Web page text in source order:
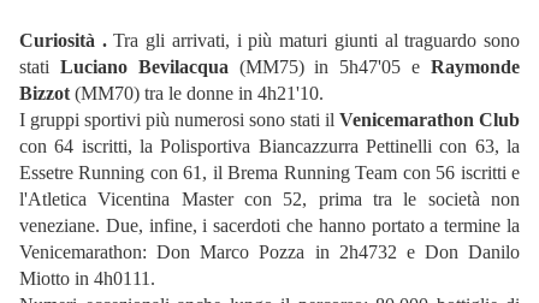
Curiosità .Tra gli arrivati, i più maturi giunti al traguardo sono
stati Luciano Bevilacqua (MM75) in 5h47'05 eRaymonde
Bizzot (MM70) tra le donne in 4h21'10.
I gruppi sportivi più numerosi sono stati il Venicemarathon Club
con 64 iscritti, la Polisportiva Biancazzurra Pettinelli con 63, la
Essetre Running con 61, il Brema Running Team con 56 iscritti e
l'Atletica Vicentina Master con 52, prima tra le società non
veneziane. Due, infine, i sacerdoti che hanno portato a termine la
Venicemarathon: Don Marco Pozza in 2h4732 e Don Danilo
Miotto in 4h0111.